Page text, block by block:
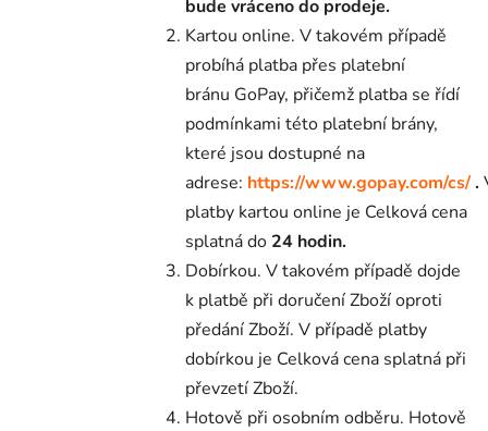
bude vráceno do prodeje.
Kartou online. V takovém případě
probíhá platba přes platební
bránu GoPay, přičemž platba se řídí
podmínkami této platební brány,
které jsou dostupné na
adrese: https://www.gopay.com/cs/.
platby kartou online je Celková cena
splatná do 24 hodin.
Dobírkou. V takovém případě dojde
k platbě při doručení Zboží oproti
předání Zboží. V případě platby
dobírkou je Celková cena splatná při
převzetí Zboží.
Hotově při osobním odběru. Hotově